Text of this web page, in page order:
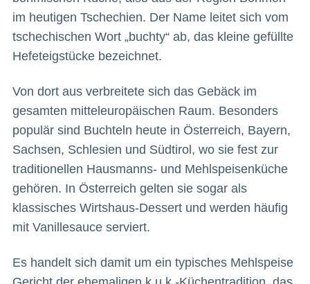
im heutigen Tschechien. Der Name leitet sich vom
tschechischen Wort „buchty“ ab, das kleine gefüllte
Hefeteigstücke bezeichnet.
Von dort aus verbreitete sich das Gebäck im
gesamten mitteleuropäischen Raum. Besonders
populär sind Buchteln heute in Österreich, Bayern,
Sachsen, Schlesien und Südtirol, wo sie fest zur
traditionellen Hausmanns- und Mehlspeisenküche
gehören. In Österreich gelten sie sogar als
klassisches Wirtshaus-Dessert und werden häufig
mit Vanillesauce serviert.
Es handelt sich damit um ein typisches Mehlspeise